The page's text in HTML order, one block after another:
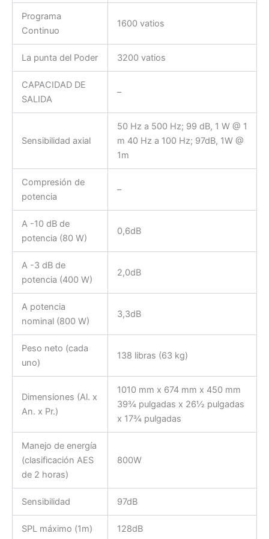
Programa
Continuo
1600 vatios
La punta del Poder 3200 vatios
CAPACIDAD DE
SALIDA
–
Sensibilidad axial
50 Hz a 500 Hz; 99 dB, 1 W @ 1
m 40 Hz a 100 Hz; 97dB, 1W @
1m
Compresión de
potencia
–
A -10 dB de
potencia (80 W)
0,6dB
A -3 dB de
potencia (400 W)
2,0dB
A potencia
nominal (800 W)
3,3dB
Peso neto (cada
uno)
138 libras (63 kg)
Dimensiones (Al. x
An. x Pr.)
1010 mm x 674 mm x 450 mm
39¾ pulgadas x 26½ pulgadas
x 17¾ pulgadas
Manejo de energía
(clasificación AES
de 2 horas)
800W
Sensibilidad 97dB
SPL máximo (1m) 128dB